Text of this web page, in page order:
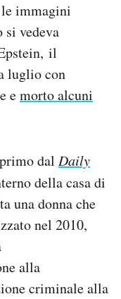
immagini
vedeva
il
luglio con
emorto alcuni
dal Daily
della casa di
una donna che
nel 2010,
alla
criminale alla